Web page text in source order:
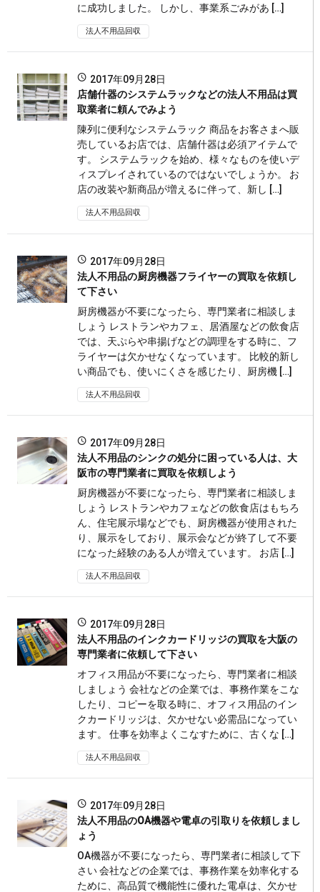
に成功しました。 しかし、事業系ごみがあ […]
法人不用品回収
2017年09月28日
店舗什器のシステムラックなどの法人不用品は買
取業者に頼んでみよう
陳列に便利なシステムラック 商品をお客さまへ販
売しているお店では、店舗什器は必須アイテムで
す。 システムラックを始め、様々なものを使いデ
ィスプレイされているのではないでしょうか。 お
店の改装や新商品が増えるに伴って、新し […]
法人不用品回収
2017年09月28日
法人不用品の厨房機器フライヤーの買取を依頼し
て下さい
厨房機器が不要になったら、専門業者に相談しま
しょう レストランやカフェ、居酒屋などの飲食店
では、天ぷらや串揚げなどの調理をする時に、フ
ライヤーは欠かせなくなっています。 比較的新し
い商品でも、使いにくさを感じたり、厨房機 […]
法人不用品回収
2017年09月28日
法人不用品のシンクの処分に困っている人は、大
阪市の専門業者に買取を依頼しよう
厨房機器が不要になったら、専門業者に相談しま
しょう レストランやカフェなどの飲食店はもちろ
ん、住宅展示場などでも、厨房機器が使用された
り、展示をしており、展示会などが終了して不要
になった経験のある人が増えています。 お店 […]
法人不用品回収
2017年09月28日
法人不用品のインクカードリッジの買取を大阪の
専門業者に依頼して下さい
オフィス用品が不要になったら、専門業者に相談
しましょう 会社などの企業では、事務作業をこな
したり、コピーを取る時に、オフィス用品のイン
クカードリッジは、欠かせない必需品になってい
ます。 仕事を効率よくこなすために、古くな […]
法人不用品回収
2017年09月28日
法人不用品のOA機器や電卓の引取りを依頼しまし
ょう
OA機器が不要になったら、専門業者に相談して下
さい 会社などの企業では、事務作業を効率化する
ために、高品質で機能性に優れた電卓は、欠かせ